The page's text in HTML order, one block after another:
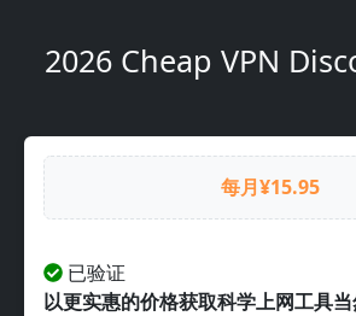
2026 Cheap VPN
每月¥15.95
已验证
以更实惠的价格获取科学上网工具